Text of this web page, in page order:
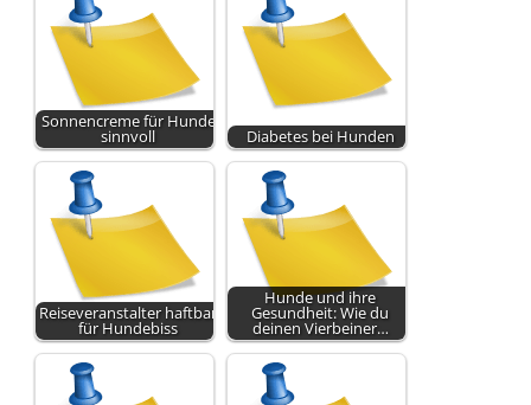
Sonnencreme für Hunde
sinnvoll Diabetes bei Hunden
Reiseveranstalter haftbar
für Hundebiss
Hunde und ihre
Gesundheit: Wie du
deinen Vierbeiner…